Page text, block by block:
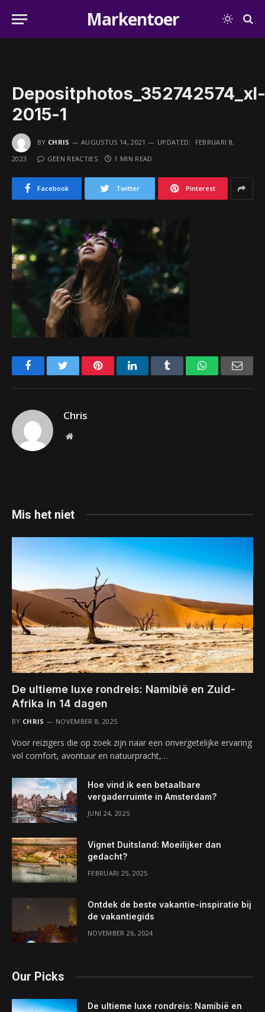
Markentoer
2015-1
BY CHRIS AUGUSTUS 14, 2021 UPDATED:
FEBRUARI 8,
2023
GEEN REACTIES 1 MIN READ
Facebook Twitter Pinterest
FacebookTwitter PinterestLinkedIn Tumblr WhatsApp
Chris
Website
Mis het niet
De ultieme luxe rondreis: Namibië en Zuid-
Afrika in 14 dagen
BY CHRIS NOVEMBER 8, 2025
Voor reizigers die op zoek zijn naar een onvergetelijke ervaring
vol comfort, avontuur en natuurpracht,…
Hoe vind ik een betaalbare
vergaderruimte in Amsterdam?
JUNI 24, 2025
Vignet Duitsland: Moeilijker dan
gedacht?
FEBRUARI 25, 2025
Ontdek de beste vakantie-inspiratie bij
de vakantiegids
NOVEMBER 26, 2024
Our Picks
De ultieme luxe rondreis: Namibië en